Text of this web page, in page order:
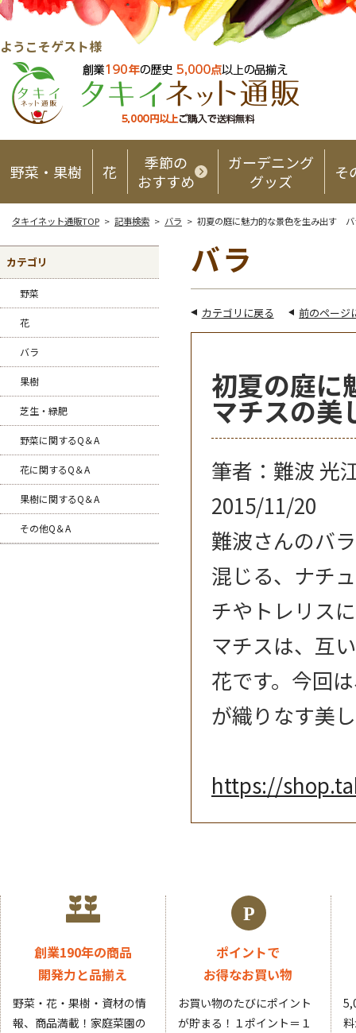
ようこそゲスト様
野菜・果樹 花
季節の
おすすめ
ガーデニング
グッズ
そ
タキイネット通販TOP > 記事検索 > バラ > 初夏の庭に魅力的な景色を生み出す バ
カテゴリ
野菜
花
バラ
果樹
芝生・緑肥
野菜に関するQ＆A
花に関するQ＆A
果樹に関するQ＆A
その他Q＆A
バラ
カテゴリに戻る 前のページ
初夏の庭
マチスの美
筆者：難波 光
2015/11/20
難波さんのバ
混じる、ナチ
チやトレリス
マチスは、互
花です。今回
が織りなす美
https://
創業190年の商品
開発力と品揃え
野菜・花・果樹・資材の情
報、商品満載！家庭菜園の
ポイントで
お得なお買い物
お買い物のたびにポイント
が貯まる！１ポイント＝１